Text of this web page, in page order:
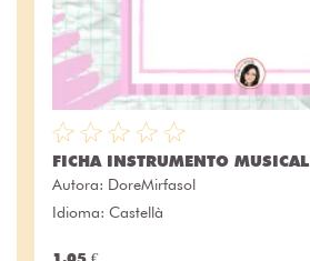
FICHA INSTRUMENTO MUSICAL
Autora: DoreMirfasol
Idioma: Castellà
1.05 €